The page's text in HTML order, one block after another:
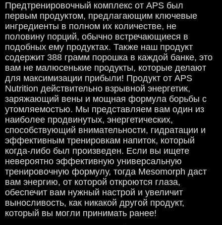
Предтренировочный комплекс от APS был
первым продуктом, предлагающим ключевые
ингредиенты в полном их количестве, не
половину порций, обычно встречающиеся в
подобных ему продуктах. Также наш продукт
содержит 388 грамм порошка в каждой банке, это
вам не малюсенькие продукты, которые делают
для максимизации прибыли! Продукт от APS
Nutrition действительно взрывной энергетик,
заряжающий вены и мощная формула борьбы с
утомляемостью. Мы представляем вам один из
наиболее продвинутых, энергетических,
способствующий внимательности, гидратации и
эффективным тренировкам напиток, который
когда-либо был произведен. Если вы ищете
невероятно эффективную универсальную
тренировочную формулу, тогда Mesomorph даст
вам энергию, от которой откроются глаза,
обеспечит вам нужный настрой и увеличит
выносливость, как никакой другой продукт,
который вы могли принимать ранее!